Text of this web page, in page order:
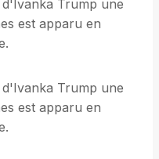
Trump une
est apparu en
Trump une
est apparu en